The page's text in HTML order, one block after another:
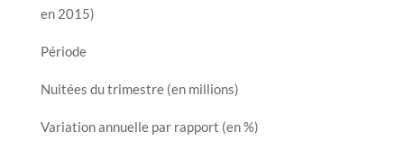
en 2015)
Période
Nuitées du trimestre (en millions)
Variation annuelle par rapport (en %)